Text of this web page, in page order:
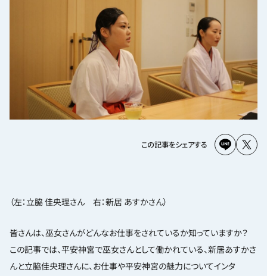
この記事をシェアする
（左：立脇 佳央理さん 右：新居 あすかさん）
皆さんは、巫女さんがどんなお仕事をされているか知っていますか？
この記事では、平安神宮で巫女さんとして働かれている、新居あすかさ
んと立脇佳央理さんに、お仕事や平安神宮の魅力についてインタ